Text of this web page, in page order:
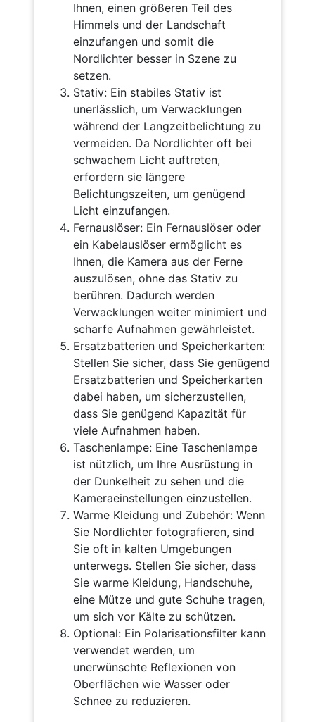
Ihnen, einen größeren Teil des
Himmels und der Landschaft
einzufangen und somit die
Nordlichter besser in Szene zu
setzen.
Stativ: Ein stabiles Stativ ist
unerlässlich, um Verwacklungen
während der Langzeitbelichtung zu
vermeiden. Da Nordlichter oft bei
schwachem Licht auftreten,
erfordern sie längere
Belichtungszeiten, um genügend
Licht einzufangen.
Fernauslöser: Ein Fernauslöser oder
ein Kabelauslöser ermöglicht es
Ihnen, die Kamera aus der Ferne
auszulösen, ohne das Stativ zu
berühren. Dadurch werden
Verwacklungen weiter minimiert und
scharfe Aufnahmen gewährleistet.
Ersatzbatterien und Speicherkarten:
Stellen Sie sicher, dass Sie genügend
Ersatzbatterien und Speicherkarten
dabei haben, um sicherzustellen,
dass Sie genügend Kapazität für
viele Aufnahmen haben.
Taschenlampe: Eine Taschenlampe
ist nützlich, um Ihre Ausrüstung in
der Dunkelheit zu sehen und die
Kameraeinstellungen einzustellen.
Warme Kleidung und Zubehör: Wenn
Sie Nordlichter fotografieren, sind
Sie oft in kalten Umgebungen
unterwegs. Stellen Sie sicher, dass
Sie warme Kleidung, Handschuhe,
eine Mütze und gute Schuhe tragen,
um sich vor Kälte zu schützen.
Optional: Ein Polarisationsfilter kann
verwendet werden, um
unerwünschte Reflexionen von
Oberflächen wie Wasser oder
Schnee zu reduzieren.